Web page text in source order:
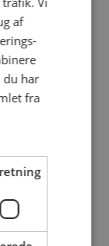
af
du har
fra